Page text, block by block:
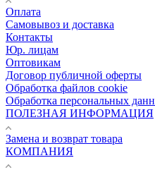
Оплата
Самовывоз и доставка
Контакты
Юр. лицам
Оптовикам
Договор публичной оферты
Обработка файлов cookie
Обработка персональных
ПОЛЕЗНАЯ ИНФОРМАЦИЯ
Замена и возврат товара
КОМПАНИЯ